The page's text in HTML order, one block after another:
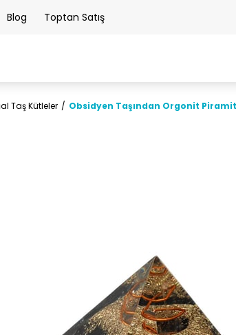
Blog Toptan Satış
Taş Kütleler Obsidyen Taşından Orgonit Piramit